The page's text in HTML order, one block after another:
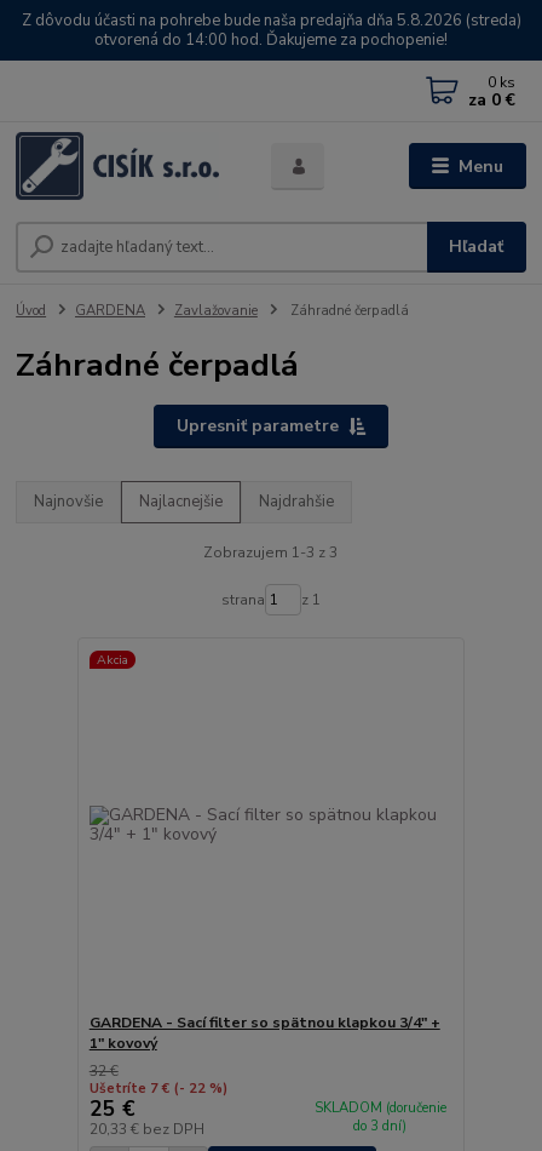
Z dôvodu účasti na pohrebe bude naša predajňa dňa 5.8.2026 (streda)
otvorená do 14:00 hod. Ďakujeme za pochopenie!
Menu
Hľadať
0 ks
za 0 €
Úvod GARDENA Zavlažovanie Záhradné čerpadlá
Záhradné čerpadlá
Upresniť parametre
Najnovšie Najlacnejšie Najdrahšie
Zobrazujem 1-3 z 3
strana z 1
Akcia
GARDENA - Sací filter so spätnou klapkou 3/4" +
1" kovový
32 €
Ušetríte 7 € (- 22 %)
25 €
20,33 € bez DPH
SKLADOM (doručenie
do 3 dní)